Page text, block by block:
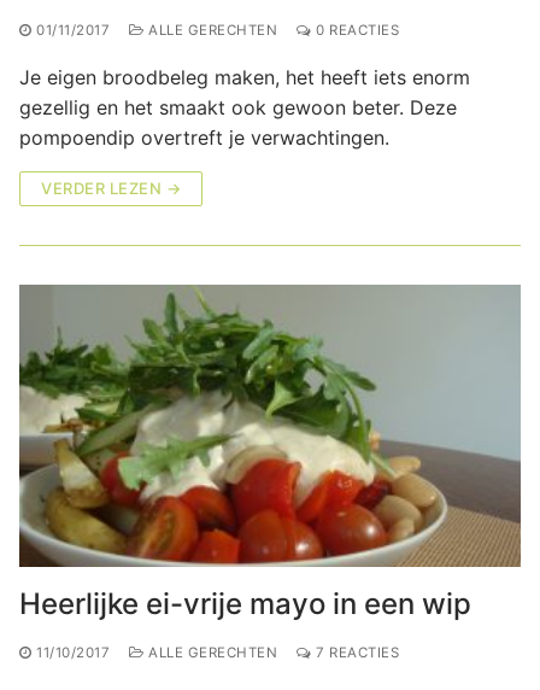
01/11/2017 ALLE GERECHTEN 0 REACTIES
Je eigen broodbeleg maken, het heeft iets enorm
gezellig en het smaakt ook gewoon beter. Deze
pompoendip overtreft je verwachtingen.
VERDER LEZEN →
Heerlijke ei-vrije mayo in een wip
11/10/2017 ALLE GERECHTEN 7 REACTIES